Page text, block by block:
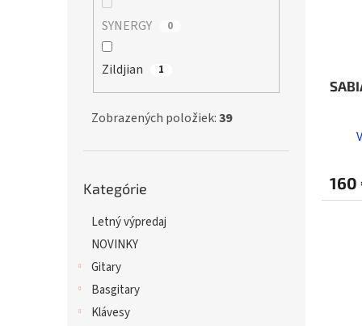
SYNERGY 0
Zildjian 1
Zobrazených položiek:39
kategórie
Kategórie
Letný výpredaj
NOVINKY
Gitary
Basgitary
Klávesy
160